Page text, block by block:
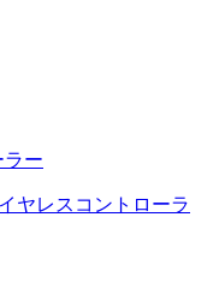
ラー
ヤレスコントローラ